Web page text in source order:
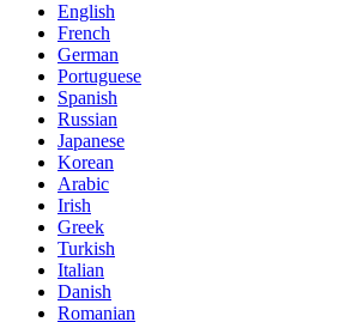
English
French
German
Portuguese
Spanish
Russian
Japanese
Korean
Arabic
Irish
Greek
Turkish
Italian
Danish
Romanian